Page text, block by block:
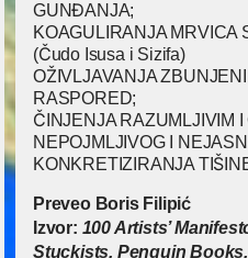
GUNĐANJA;
KOAGULIRANJA MRVICA
(Čudo Isusa i Sizifa)
OŽIVLJAVANJA
RASPORED;
ČINJENJA RAZUMLJIVIM
NEPOJMLJIVOG I
KONKRETIZIRANJA
Preveo Boris Filipić
Izvor: 100 Artists’
Stuckists, Penguin Books,